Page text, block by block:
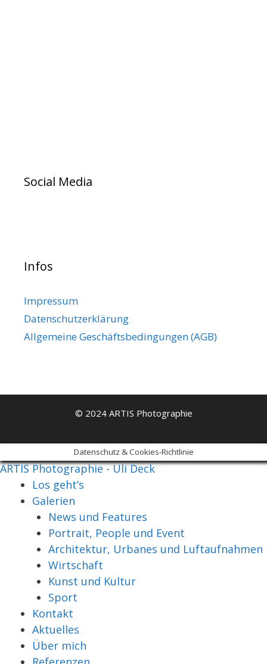
Social Media
Infos
Impressum
Datenschutzerklärung
Allgemeine Geschäftsbedingungen (AGB)
© 2024 ARTIS Photographie
Datenschutz & Cookies-Richtlinie
ARTIS Photographie - Uli Deck
Los geht’s
Galerien
News und Features
Portrait, People und Event
Architektur, Urbanes und Luftaufnahmen
Wirtschaft
Kunst und Kultur
Sport
Kontakt
Aktuelles
Über mich